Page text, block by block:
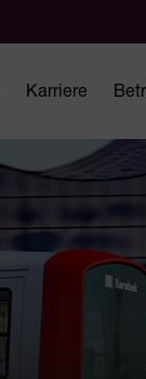
Karriere